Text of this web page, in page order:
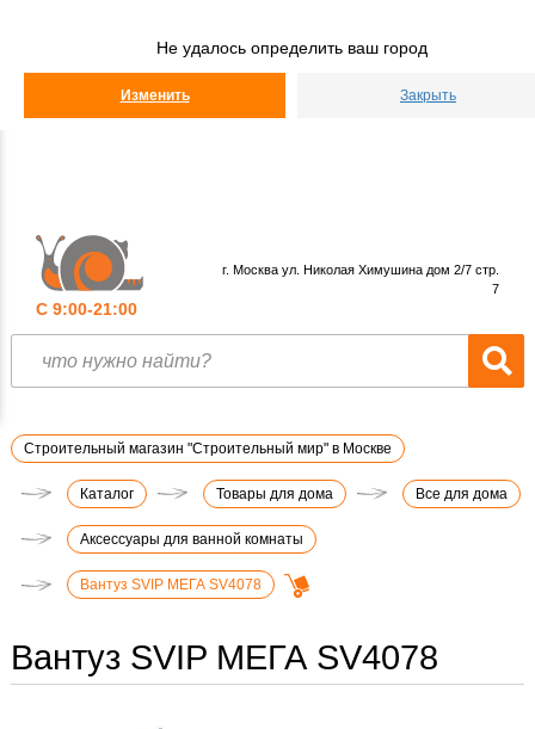
Не удалось определить ваш город
Изменить Закрыть
С 9:00-21:00
г. Москва ул. Николая Химушина дом 2/7 стр.
7
Строительный магазин "Строительный мир" в Москве
Каталог Товары для дома Все для дома
Аксессуары для ванной комнаты
Вантуз SVIP МЕГА SV4078
Вантуз SVIP МЕГА SV4078